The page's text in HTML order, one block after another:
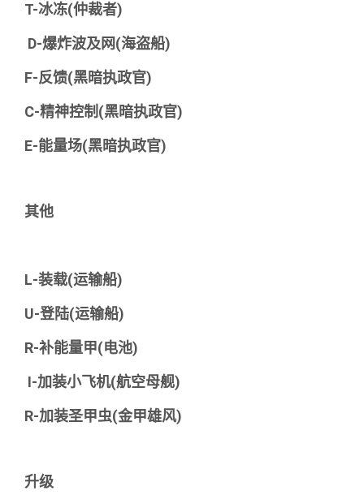
T-冰冻(仲裁者)
D-爆炸波及网(海盗船)
F-反馈(黑暗执政官)
C-精神控制(黑暗执政官)
E-能量场(黑暗执政官)
其他
L-装载(运输船)
U-登陆(运输船)
R-补能量甲(电池)
I-加装小飞机(航空母舰)
R-加装圣甲虫(金甲雄风)
升级